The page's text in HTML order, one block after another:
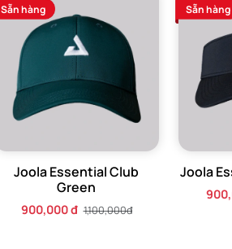
Sẵn hàng
Joola Essential Club
Green
900,000 đ 1,100,000đ
Sẵn hàng
Joola